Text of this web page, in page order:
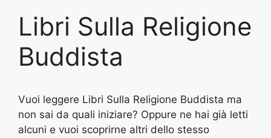
Libri Sulla Religione
Buddista
Vuoi leggere Libri Sulla Religione Buddista ma
non sai da quali iniziare? Oppure ne hai già letti
alcuni e vuoi scoprirne altri dello stesso